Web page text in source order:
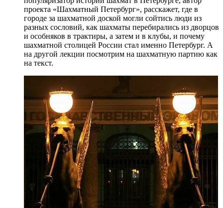
проекта «Шахматный Петербург», расскажет, где в
городе за шахматной доской могли сойтись люди из
разных сословий, как шахматы перебирались из дворцов
и особняков в трактиры, а затем и в клубы, и почему
шахматной столицей России стал именно Петербург. А
на другой лекции посмотрим на шахматную партию как
на текст.